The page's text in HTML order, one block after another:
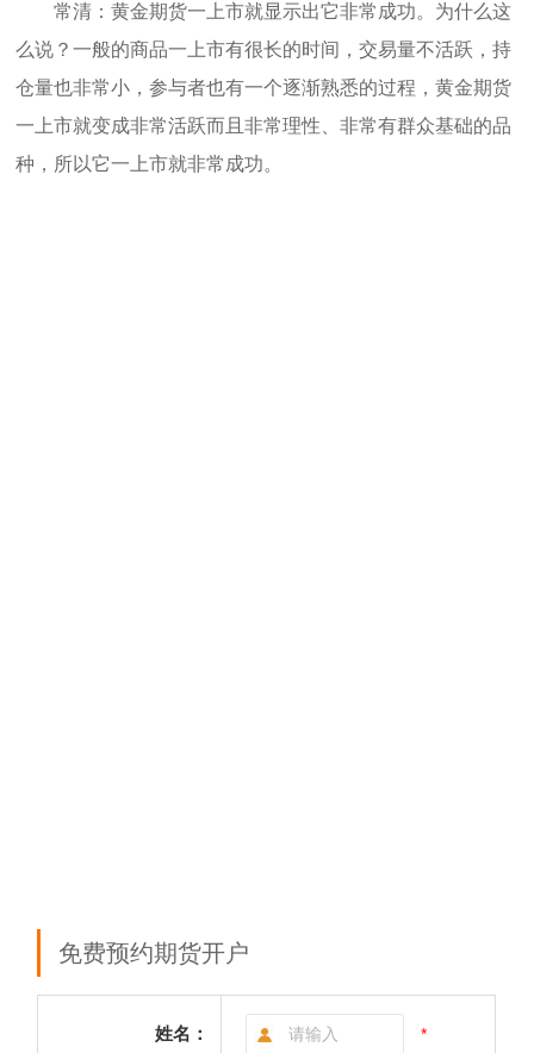
常清：黄金期货一上市就显示出它非常成功。为什么这
么说？一般的商品一上市有很长的时间，交易量不活跃，持
仓量也非常小，参与者也有一个逐渐熟悉的过程，黄金期货
一上市就变成非常活跃而且非常理性、非常有群众基础的品
种，所以它一上市就非常成功。
免费预约期货开户
姓名： *